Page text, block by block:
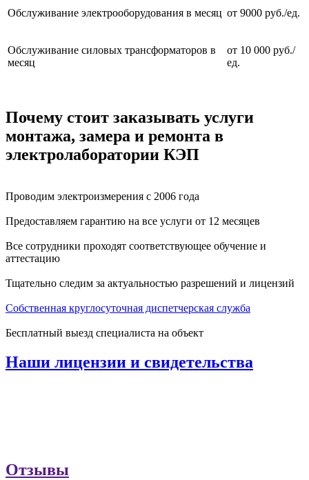
Обслуживание электрооборудования в месяц от 9000 руб./ед.
Обслуживание силовых трансформаторов в
месяц
от 10 000 руб./
ед.
Почему стоит заказывать услуги
монтажа, замера и ремонта в
электролаборатории КЭП
Проводим электроизмерения с 2006 года
Предоставляем гарантию на все услуги от 12 месяцев
Все сотрудники проходят соответствующее обучение и
аттестацию
Тщательно следим за актуальностью разрешений и лицензий
Собственная круглосуточная диспетчерская служба
Бесплатный выезд специалиста на объект
Наши лицензии и свидетельства
Отзывы